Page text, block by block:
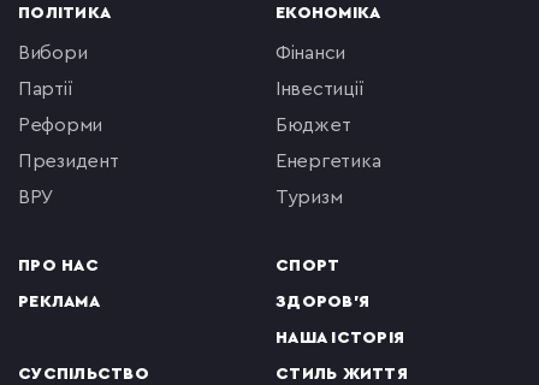
ПОЛІТИКА
вибори
партії
реформи
президент
ВРУ
ПРО НАС
РЕКЛАМА
ЕКОНОМІКА
фінанси
інвестиції
бюджет
енергетика
туризм
СПОРТ
ЗДОРОВ'Я
НАША ІСТОРІЯ
СУСПІЛЬСТВО СТИЛЬ ЖИТТЯ